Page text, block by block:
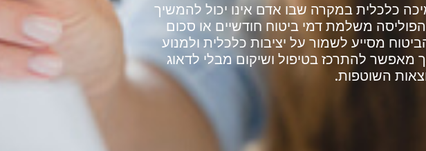
כלכלית במקרה שבו אדם אינו יכול להמשיך
משלמת דמי ביטוח חודשיים או סכום
מסייע לשמור על יציבות כלכלית ולמנוע
מאפשר להתרכז בטיפול ושיקום מבלי לדאוג
השוטפות.